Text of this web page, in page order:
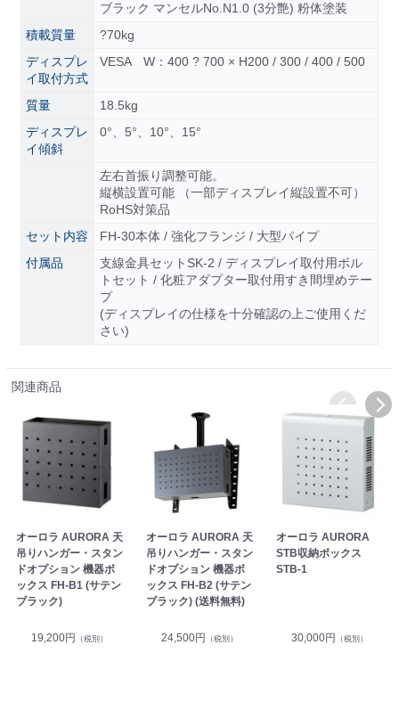
ブラック マンセルNo.N1.0 (3分艶) 粉体塗装
積載質量
?70kg
ディスプレ
イ取付方式
VESA W：400 ? 700 × H200 / 300 / 400 / 500
質量
18.5kg
ディスプレ
イ傾斜
0°、5°、10°、15°
左右首振り調整可能。
縦横設置可能 （一部ディスプレイ縦設置不可）
RoHS対策品
セット内容
FH-30本体 / 強化フランジ / 大型パイプ
付属品
支線金具セットSK-2 / ディスプレイ取付用ボル
トセット / 化粧アダプター取付用すき間埋めテー
プ
(ディスプレイの仕様を十分確認の上ご使用くだ
さい)
関連商品
オーロラ AURORA 天
吊りハンガー・スタン
ドオプション 機器ボ
ックス FH-B1 (サテン
ブラック)
19,200円 （税別）
オーロラ AURORA 天
吊りハンガー・スタン
ドオプション 機器ボ
ックス FH-B2 (サテン
ブラック) (送料無料)
24,500円 （税別）
オーロラ AURORA
STB収納ボックス
STB-1
30,000円 （税別）